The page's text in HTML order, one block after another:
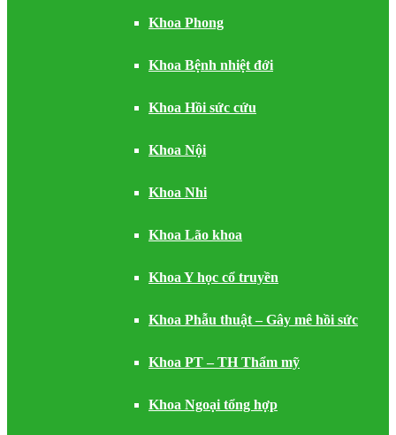
Khoa Phong
Khoa Bệnh nhiệt đới
Khoa Hồi sức cứu
Khoa Nội
Khoa Nhi
Khoa Lão khoa
Khoa Y học cổ truyền
Khoa Phẫu thuật – Gây mê hồi sức
Khoa PT – TH Thẩm mỹ
Khoa Ngoại tổng hợp